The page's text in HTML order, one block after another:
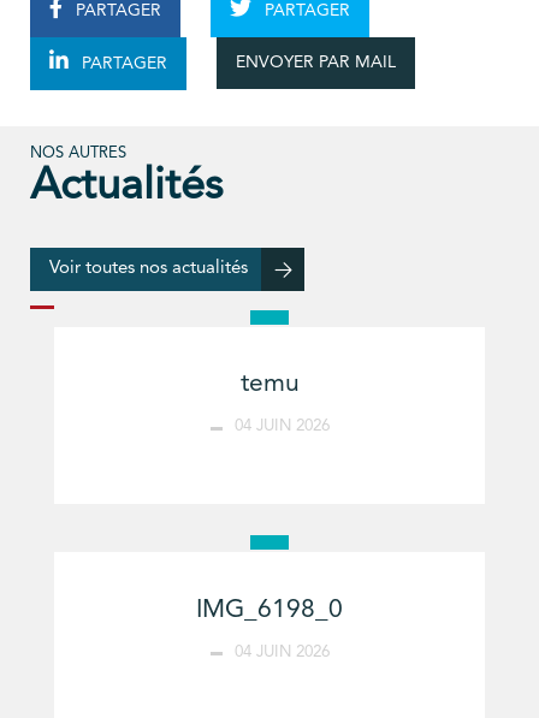
PARTAGER PARTAGER
PARTAGER ENVOYER PAR MAIL
NOS AUTRES
Actualités
Voir toutes nos actualités
temu
04 JUIN 2026
IMG_6198_0
04 JUIN 2026